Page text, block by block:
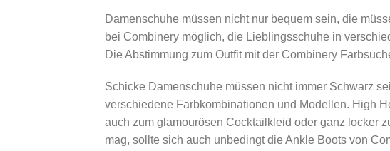
Damenschuhe müssen nicht nur bequem sein, die
bei Combinery möglich, die Lieblingsschuhe in
Die Abstimmung zum Outfit mit der Combinery
Schicke Damenschuhe müssen nicht immer Schwarz
verschiedene Farbkombinationen und Modellen. High
auch zum glamourösen Cocktailkleid oder ganz locker
mag, sollte sich auch unbedingt die Ankle Boots von